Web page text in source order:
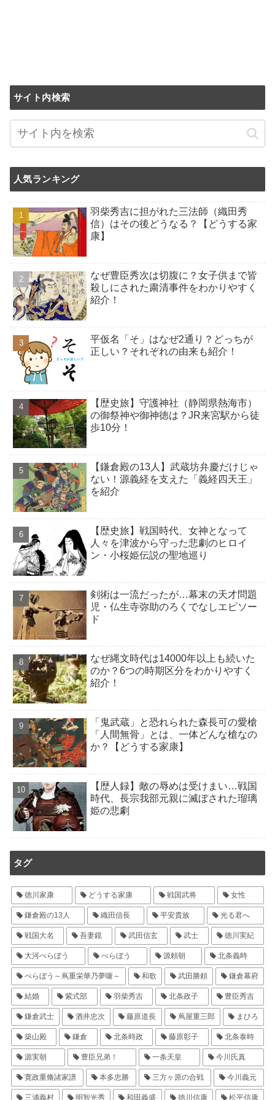
サイト内検索
人気ランキング
羽柴秀吉に担がれた三法師（織田秀
信）はその後どうなる？【どうする家
康】
なぜ豊臣秀次は切腹に？女子供まで皆
殺しにされた粛清事件をわかりやすく
紹介！
平仮名「そ」はなぜ2通り？どっちが
正しい？それぞれの由来も紹介！
【歴史旅】守護神社（静岡県熱海市）
の御祭神や御神徳は？JR来宮駅から徒
歩10分！
【鎌倉殿の13人】武蔵坊弁慶だけじゃ
ない！源義経を支えた「義経四天王」
を紹介
【歴史旅】戦国時代、女神となって
人々を津波から守った悲劇のヒロイ
ン・小桜姫伝説の聖地巡り
剣術は一流だったが…幕末の天才問題
児・仏生寺弥助のろくでなしエピソー
ド
なぜ縄文時代は14000年以上も続いた
のか？6つの時期区分をわかりやすく
紹介！
「鬼武蔵」と恐れられた森長可の愛槍
「人間無骨」とは、一体どんな槍なの
か？【どうする家康】
【歴人録】敵の辱めは受けまい…戦国
時代、長宗我部元親に滅ぼされた瑠璃
姫の悲劇
タグ
徳川家康 どうする家康 戦国武将 女性
鎌倉殿の13人 織田信長 平安貴族 光る君へ
戦国大名 吾妻鏡 武田信玄 武士 徳川実紀
大河べらぼう べらぼう 源頼朝 北条義時
べらぼう～蔦重栄華乃夢噺～ 和歌 武田勝頼 鎌倉幕府
結婚 紫式部 羽柴秀吉 北条政子 豊臣秀吉
鎌倉武士 酒井忠次 藤原道長 蔦屋重三郎 まひろ
築山殿 鎌倉 北条時政 藤原彰子 北条泰時
源実朝 豊臣兄弟！ 一条天皇 今川氏真
寛政重脩諸家譜 本多忠勝 三方ヶ原の合戦 今川義元
三浦義村 明智光秀 和田義盛 徳川信康 松平信康